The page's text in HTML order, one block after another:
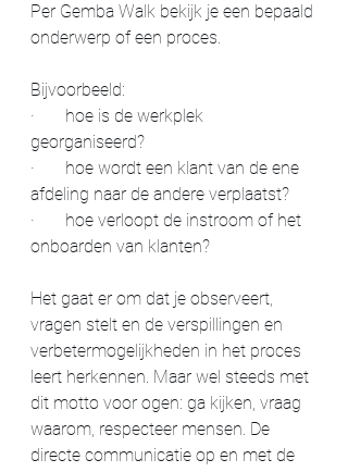
Per Gemba Walk bekijk je een bepaald
onderwerp of een proces.
Bijvoorbeeld:
· hoe is de werkplek
georganiseerd?
· hoe wordt een klant van de ene
afdeling naar de andere verplaatst?
· hoe verloopt de instroom of het
onboarden van klanten?
Het gaat er om dat je observeert,
vragen stelt en de verspillingen en
verbetermogelijkheden in het proces
leert herkennen. Maar wel steeds met
dit motto voor ogen: ga kijken, vraag
waarom, respecteer mensen. De
directe communicatie op en met de